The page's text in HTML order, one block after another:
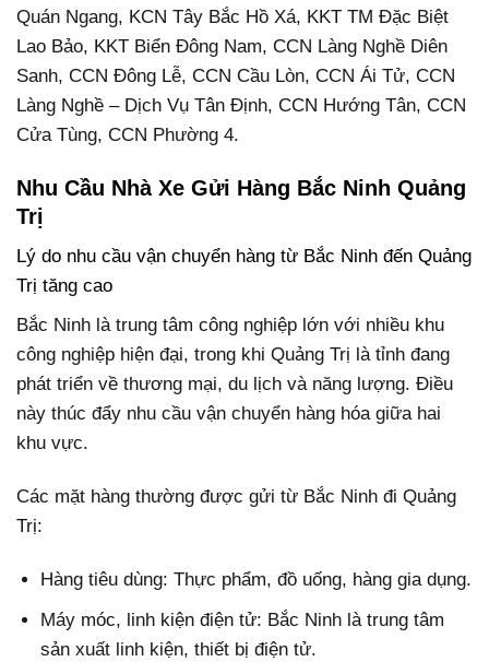
Quán Ngang, KCN Tây Bắc Hồ Xá, KKT TM Đặc Biệt
Lao Bảo, KKT Biển Đông Nam, CCN Làng Nghề Diên
Sanh, CCN Đông Lễ, CCN Cầu Lòn, CCN Ái Tử, CCN
Làng Nghề – Dịch Vụ Tân Định, CCN Hướng Tân, CCN
Cửa Tùng, CCN Phường 4.
Nhu Cầu Nhà Xe Gửi Hàng Bắc Ninh Quảng
Trị
Lý do nhu cầu vận chuyển hàng từ Bắc Ninh đến Quảng
Trị tăng cao
Bắc Ninh là trung tâm công nghiệp lớn với nhiều khu
công nghiệp hiện đại, trong khi Quảng Trị là tỉnh đang
phát triển về thương mại, du lịch và năng lượng. Điều
này thúc đẩy nhu cầu vận chuyển hàng hóa giữa hai
khu vực.
Các mặt hàng thường được gửi từ Bắc Ninh đi Quảng
Trị:
Hàng tiêu dùng: Thực phẩm, đồ uống, hàng gia dụng.
Máy móc, linh kiện điện tử: Bắc Ninh là trung tâm
sản xuất linh kiện, thiết bị điện tử.